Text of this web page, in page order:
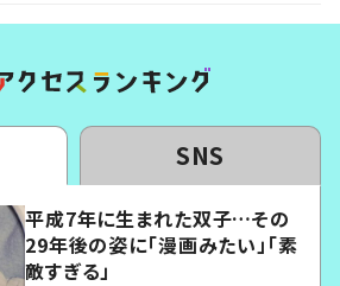
SNS
平成7年に生まれた双子…その
29年後の姿に「漫画みたい」「素
敵すぎる」